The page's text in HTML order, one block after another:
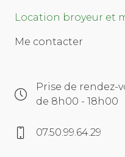
Location broyeur et
Me contacter
Prise de rendez-
de 8h00 - 18h00
07.50.99.64.29